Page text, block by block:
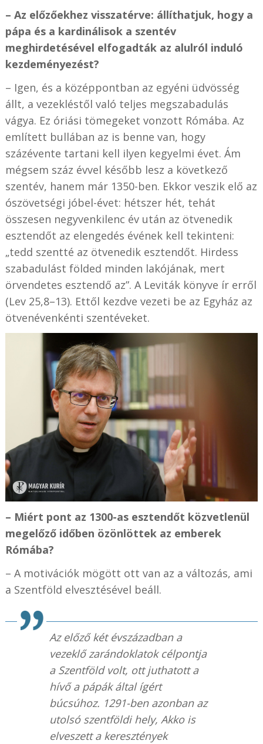
– Az előzőekhez visszatérve: állíthatjuk, hogy a
pápa és a kardinálisok a szentév
meghirdetésével elfogadták az alulról induló
kezdeményezést?
– Igen, és a középpontban az egyéni üdvösség
állt, a vezekléstől való teljes megszabadulás
vágya. Ez óriási tömegeket vonzott Rómába. Az
említett bullában az is benne van, hogy
százévente tartani kell ilyen kegyelmi évet. Ám
mégsem száz évvel később lesz a következő
szentév, hanem már 1350-ben. Ekkor veszik elő az
ószövetségi jóbel-évet: hétszer hét, tehát
összesen negyvenkilenc év után az ötvenedik
esztendőt az elengedés évének kell tekinteni:
„tedd szentté az ötvenedik esztendőt. Hirdess
szabadulást földed minden lakójának, mert
örvendetes esztendő az”. A Leviták könyve ír erről
(Lev 25,8–13). Ettől kezdve vezeti be az Egyház az
ötvenévenkénti szentéveket.
– Miért pont az 1300-as esztendőt közvetlenül
megelőző időben özönlöttek az emberek
Rómába?
– A motivációk mögött ott van az a változás, ami
a Szentföld elvesztésével beáll.
Az előző két évszázadban a
vezeklő zarándoklatok célpontja
a Szentföld volt, ott juthatott a
hívő a pápák által ígért
búcsúhoz. 1291-ben azonban az
utolsó szentföldi hely, Akko is
elveszett a keresztények